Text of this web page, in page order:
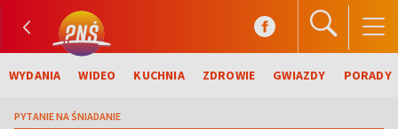
WYDANIA WIDEO KUCHNIA ZDROWIE GWIAZDY PORADY
PYTANIE NA ŚNIADANIE